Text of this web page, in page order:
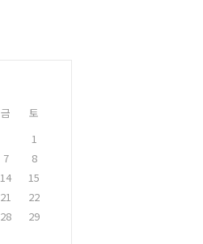
금
토
1
7
8
14
15
21
22
28
29